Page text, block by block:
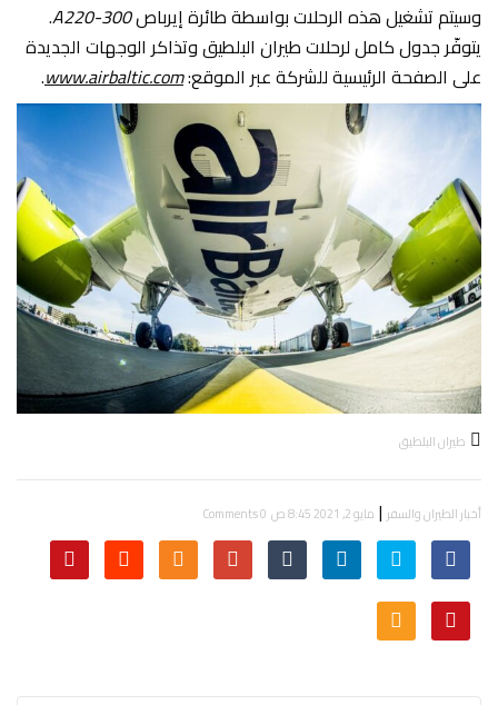
وسيتم تشغيل هذه الرحلات بواسطة طائرة إيرباصA220-300
.
يتوفّر جدول كامل لرحلات طيران البلطيق وتذاكر الوجهات الجديدة
على الصفحة الرئيسية للشركة عبر الموقع:www.airbaltic.com
.
طيران البلطيق
أخبار الطيران والسفر| مايو 2, 2021 8:45 ص 0 Comments